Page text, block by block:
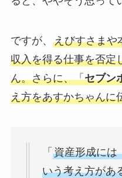
ですが、 えびすさまや
収入を得る仕事を否定
ん。さらに、「セブン
え方をあすかちゃんに
「 資産形成には
いう考え方があ